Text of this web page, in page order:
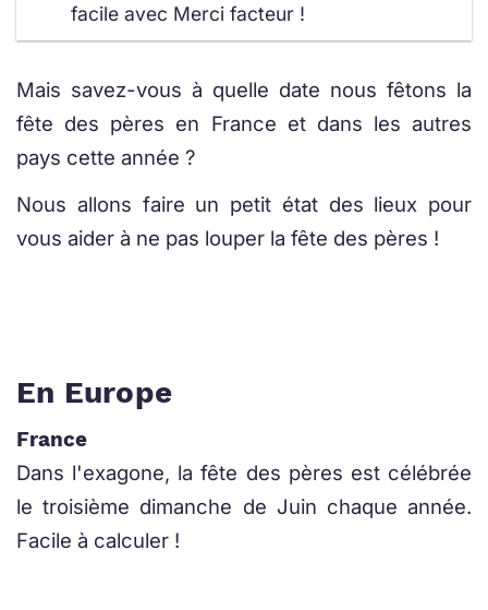
facile avec Merci facteur !
Mais savez-vous à quelle date nous fêtons la
fête des pères en France et dans les autres
pays cette année ?
Nous allons faire un petit état des lieux pour
vous aider à ne pas louper la fête des pères !
En Europe
France
Dans l'exagone, la fête des pères est célébrée
le troisième dimanche de Juin chaque année.
Facile à calculer !